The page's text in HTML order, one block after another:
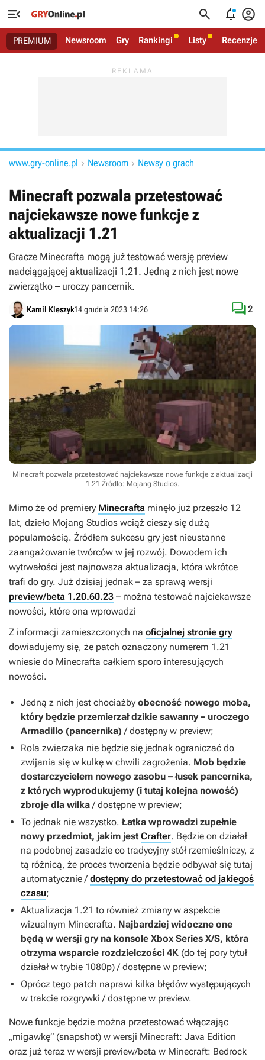
   
PREMIUM Newsroom Gry Rankingi Listy Recenzje
www.gry-online.pl  Newsroom  Newsy o grach
Minecraft pozwala przetestować
najciekawsze nowe funkcje z
aktualizacji 1.21
Gracze Minecrafta mogą już testować wersję preview
nadciągającej aktualizacji 1.21. Jedną z nich jest nowe
zwierzątko – uroczy pancernik.
Kamil Kleszyk14 grudnia 2023 14:26 2
Minecraft pozwala przetestować najciekawsze nowe funkcje z aktualizacji
1.21 Źródło: Mojang Studios.
Mimo że od premiery Minecrafta minęło już przeszło 12
lat, dzieło Mojang Studios wciąż cieszy się dużą
popularnością. Źródłem sukcesu gry jest nieustanne
zaangażowanie twórców w jej rozwój. Dowodem ich
wytrwałości jest najnowsza aktualizacja, która wkrótce
trafi do gry. Już dzisiaj jednak – za sprawą wersji
preview/beta 1.20.60.23 – można testować najciekawsze
nowości, które ona wprowadzi
Z informacji zamieszczonych na oficjalnej stronie gry
dowiadujemy się, że patch oznaczony numerem 1.21
wniesie do Minecrafta całkiem sporo interesujących
nowości.
Jedną z nich jest chociażby obecność nowego moba,
który będzie przemierzał dzikie sawanny – uroczego
Armadillo (pancernika) / dostępny w preview;
Rola zwierzaka nie będzie się jednak ograniczać do
zwijania się w kulkę w chwili zagrożenia. Mob będzie
dostarczycielem nowego zasobu – łusek pancernika,
z których wyprodukujemy (i tutaj kolejna nowość)
zbroje dla wilka/ dostępne w preview;
To jednak nie wszystko. Łatka wprowadzi zupełnie
nowy przedmiot, jakim jest Crafter. Będzie on działał
na podobnej zasadzie co tradycyjny stół rzemieślniczy, z
tą różnicą, że proces tworzenia będzie odbywał się tutaj
automatycznie / dostępny do przetestować od jakiegoś
czasu;
Aktualizacja 1.21 to również zmiany w aspekcie
wizualnym Minecrafta. Najbardziej widoczne one
będą w wersji gry na konsole Xbox Series X/S, która
otrzyma wsparcie rozdzielczości 4K (do tej pory tytuł
działał w trybie 1080p) / dostępne w preview;
Oprócz tego patch naprawi kilka błędów występujących
w trakcie rozgrywki / dostępne w preview.
Nowe funkcje będzie można przetestować włączając
„migawkę” (snapshot) w wersji Minecraft: Java Edition
oraz już teraz w wersji preview/beta w Minecraft: Bedrock